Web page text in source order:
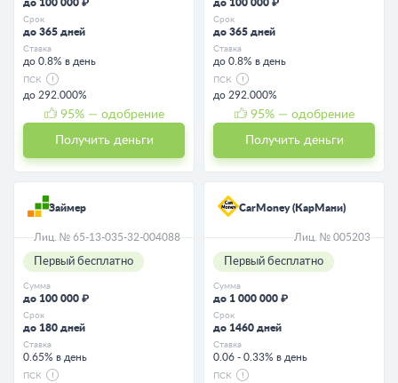
до 100 000 ₽
Срок
до 365 дней
Ставка
до 0.8% в день
ПСК
до 292.000%
95% — одобрение
Получить деньги
до 100 000 ₽
Срок
до 365 дней
Ставка
до 0.8% в день
ПСК
до 292.000%
95% — одобрение
Получить деньги
Займер
Лиц. № 65-13-035-32-004088
Первый бесплатно
Сумма
до 100 000 ₽
Срок
до 180 дней
Ставка
0.65% в день
ПСК
CarMoney (КарМани)
Лиц. № 005203
Первый бесплатно
Сумма
до 1 000 000 ₽
Срок
до 1460 дней
Ставка
0.06 - 0.33% в день
ПСК